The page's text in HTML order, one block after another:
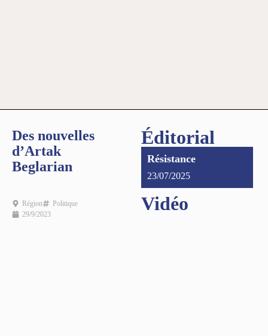
Des nouvelles
d’Artak
Beglarian
Région
Politique
29/9/2023
Éditorial
Résistance
23/07/2025
Vidéo